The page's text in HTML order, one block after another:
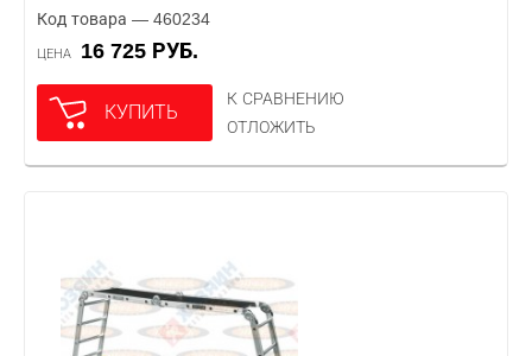
Код товара — 460234
ЦЕНА 16 725 РУБ.
КУПИТЬ
К СРАВНЕНИЮ
ОТЛОЖИТЬ